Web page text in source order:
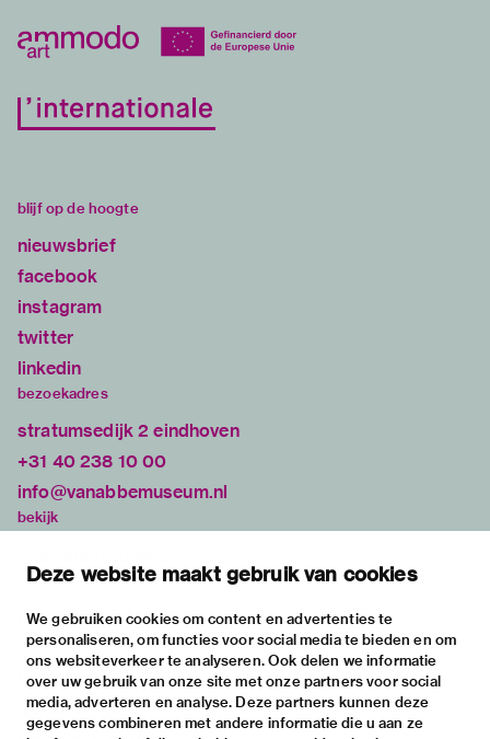
Deze website maakt gebruik van cookies
We gebruiken cookies om content en advertenties te
personaliseren, om functies voor social media te bieden en om
ons websiteverkeer te analyseren. Ook delen we informatie
over uw gebruik van onze site met onze partners voor social
media, adverteren en analyse. Deze partners kunnen deze
gegevens combineren met andere informatie die u aan ze
blijf op de hoogte
nieuwsbrief
facebook
instagram
twitter
linkedin
bezoekadres
stratumsedijk 2 eindhoven
+31 40 238 10 00
info@vanabbemuseum.nl
bekijk
activiteiten
praktische informatie
over
het museum
de collectie